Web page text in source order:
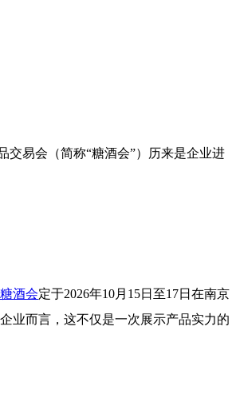
交易会 （简称“糖酒会”）历来是企业进
酒会定于2026年10月15日至17日在南京
业而言，这不仅是一次展示产品实力的